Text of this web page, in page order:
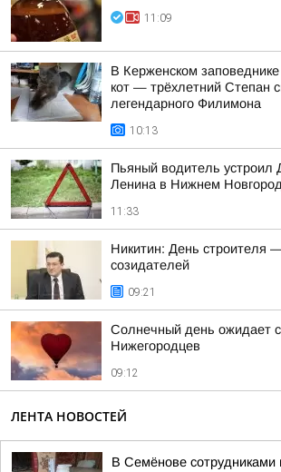
11:09
В Керженском
кот — трёхлетний Степан
легендарного Филимона
10:13
Пьяный водитель устроил
Ленина в Нижнем
11:33
Никитин: День строителя
созидателей
09:21
Солнечный день ожидает
Нижегородцев
09:12
ЛЕНТА НОВОСТЕЙ
В Семёнове сотрудниками